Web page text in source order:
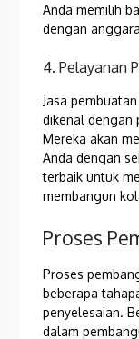
Anda memilih
dengan
4. Pelayanan
Jasa
dikenal dengan
Mereka akan
Anda dengan
terbaik untuk
membangun
Proses
Proses
beberapa
penyelesaian.
dalam